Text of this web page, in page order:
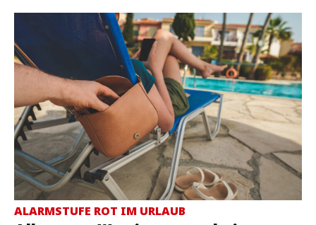
ALARMSTUFE ROT IM URLAUB